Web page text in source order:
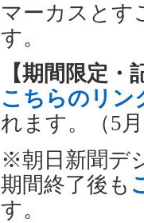
マーカスとす
す。
【期間限定
こちらのリン
れます。（5
※朝日新聞デ
期間終了後も
す。